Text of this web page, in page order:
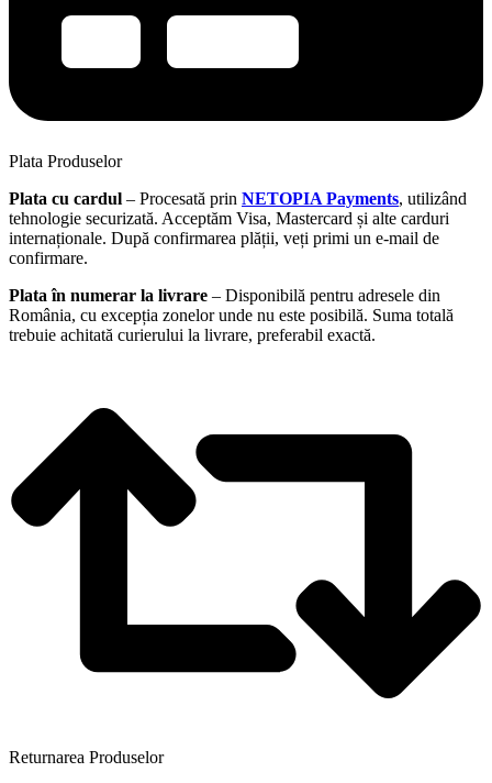
Plata Produselor
Plata cu cardul – Procesată prin NETOPIA Payments, utilizând
tehnologie securizată. Acceptăm Visa, Mastercard și alte carduri
internaționale. După confirmarea plății, veți primi un e-mail de
confirmare.
Plata în numerar la livrare – Disponibilă pentru adresele din
România, cu excepția zonelor unde nu este posibilă. Suma totală
trebuie achitată curierului la livrare, preferabil exactă.
Returnarea Produselor